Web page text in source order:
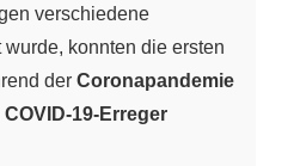
verschiedene
konnten die ersten
der Coronapandemie
COVID-19-Erreger